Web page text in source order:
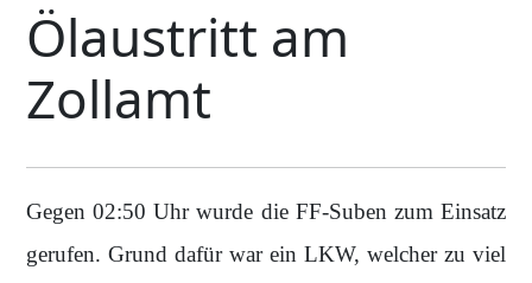
Ölaustritt am
Zollamt
Gegen 02:50 Uhr wurde die FF-Suben zum Einsatz
gerufen. Grund dafür war ein LKW, welcher zu viel